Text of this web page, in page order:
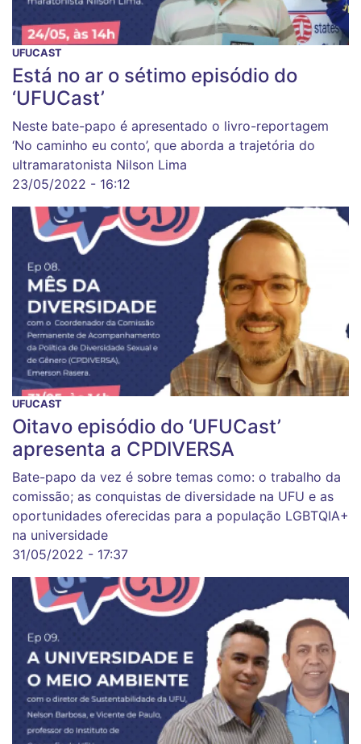
UFUCAST
Está no ar o sétimo episódio do
‘UFUCast’
Neste bate-papo é apresentado o livro-reportagem
‘No caminho eu conto’, que aborda a trajetória do
ultramaratonista Nilson Lima
23/05/2022 - 16:12
UFUCAST
Oitavo episódio do ‘UFUCast’
apresenta a CPDIVERSA
Bate-papo da vez é sobre temas como: o trabalho da
comissão; as conquistas de diversidade na UFU e as
oportunidades oferecidas para a população LGBTQIA+
na universidade
31/05/2022 - 17:37